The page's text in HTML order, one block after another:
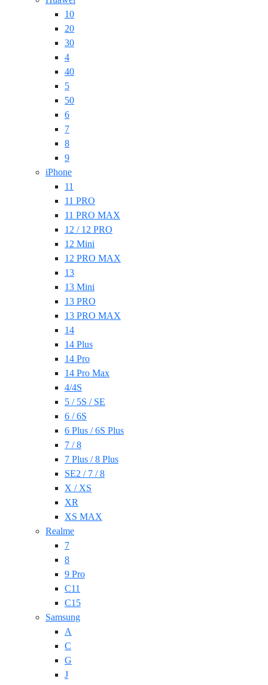
10
20
30
4
40
5
50
6
7
8
9
iPhone
11
11 PRO
11 PRO MAX
12 / 12 PRO
12 Mini
12 PRO MAX
13
13 Mini
13 PRO
13 PRO MAX
14
14 Plus
14 Pro
14 Pro Max
4/4S
5 / 5S / SE
6 / 6S
6 Plus / 6S Plus
7 / 8
7 Plus / 8 Plus
SE2 / 7 / 8
X / XS
XR
XS MAX
Realme
7
8
9 Pro
C11
C15
Samsung
A
C
G
J